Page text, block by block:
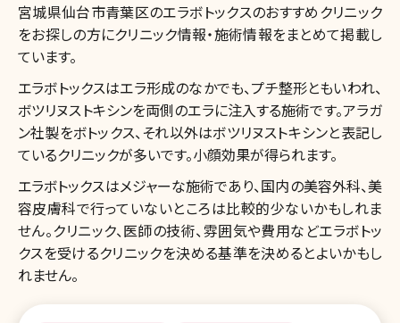
宮城県仙台市青葉区のエラボトックスのおすすめクリニック
をお探しの方にクリニック情報・施術情報をまとめて掲載し
ています。
エラボトックスはエラ形成のなかでも、プチ整形ともいわれ、
ボツリヌストキシンを両側のエラに注入する施術です。アラガ
ン社製をボトックス、それ以外はボツリヌストキシンと表記し
ているクリニックが多いです。小顔効果が得られます。
エラボトックスはメジャーな施術であり、国内の美容外科、美
容皮膚科で行っていないところは比較的少ないかもしれま
せん。クリニック、医師の技術、雰囲気や費用などエラボトッ
クスを受けるクリニックを決める基準を決めるとよいかもし
れません。